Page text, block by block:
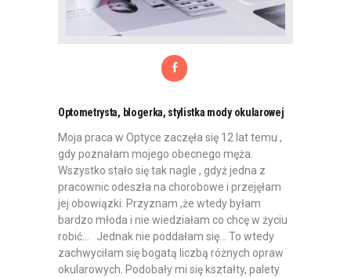
Optometrysta, blogerka, stylistka mody okularowej
Moja praca w Optyce zaczęła się 12 lat temu ,
gdy poznałam mojego obecnego męża.
Wszystko stało się tak nagle , gdyż jedna z
pracownic odeszła na chorobowe i przejęłam
jej obowiązki. Przyznam ,że wtedy byłam
bardzo młoda i nie wiedziałam co chcę w życiu
robić… Jednak nie poddałam się… To wtedy
zachwyciłam się bogatą liczbą różnych opraw
okularowych. Podobały mi się kształty, palety